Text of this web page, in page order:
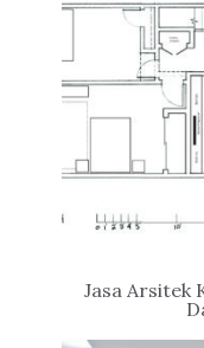
Jasa Arsitek